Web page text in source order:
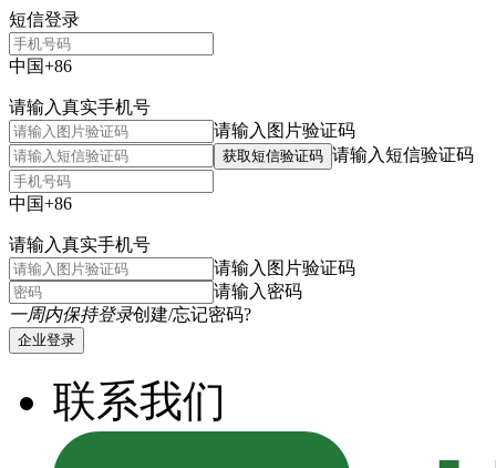
短信登录
中国+86
请输入真实手机号
请输入图片验证码
获取短信验证码 请输入短信验证码
中国+86
请输入真实手机号
请输入图片验证码
请输入密码
一周内保持登录创建/忘记密码?
企业登录
联系我们